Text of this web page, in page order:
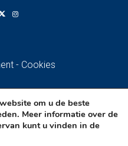
- Cookies
om u de beste
Meer informatie over de
kunt u vinden in de